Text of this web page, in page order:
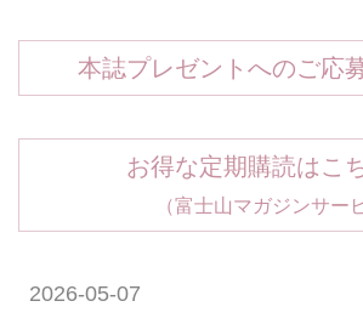
本誌プレゼントへのご応
お得な定期購読はこ
（富士山マガジンサービ
2026-05-07